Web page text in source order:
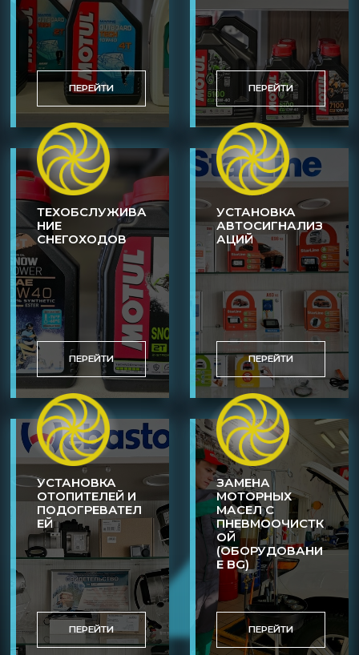
ПЕРЕЙТИ ПЕРЕЙТИ
ТЕХОБСЛУЖИВА
НИЕ
СНЕГОХОДОВ
ПЕРЕЙТИ
УСТАНОВКА
АВТОСИГНАЛИЗ
АЦИЙ
ПЕРЕЙТИ
УСТАНОВКА
ОТОПИТЕЛЕЙ И
ПОДОГРЕВАТЕЛ
ЕЙ
ПЕРЕЙТИ
ЗАМЕНА
МОТОРНЫХ
МАСЕЛ С
ПНЕВМООЧИСТК
ОЙ
(ОБОРУДОВАНИ
Е BG)
ПЕРЕЙТИ